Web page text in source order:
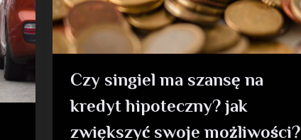
Czy singiel ma szansę na
kredyt hipoteczny? jak
zwiększyć swoje możliwości?